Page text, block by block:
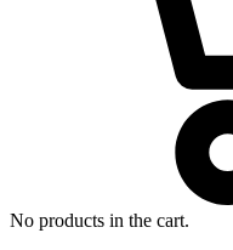
No products in the cart.